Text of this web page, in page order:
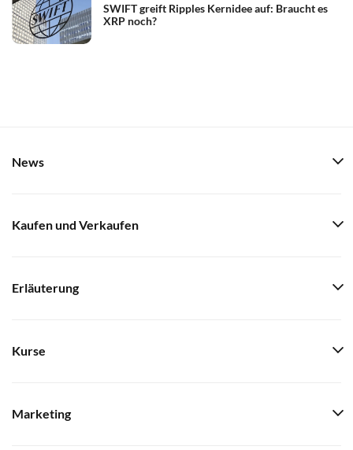
SWIFT greift Ripples Kernidee auf: Braucht es
XRP noch?
News
Kaufen und Verkaufen
Erläuterung
Kurse
Marketing